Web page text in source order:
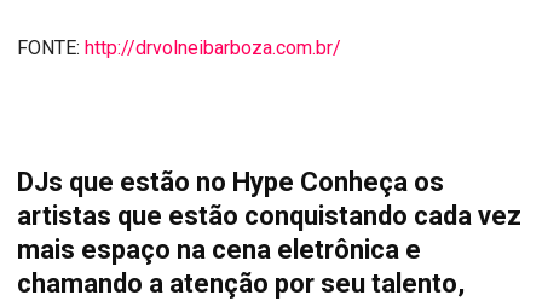
FONTE: http://drvolneibarboza.com.br/
DJs que estão no Hype Conheça os
artistas que estão conquistando cada vez
mais espaço na cena eletrônica e
chamando a atenção por seu talento,